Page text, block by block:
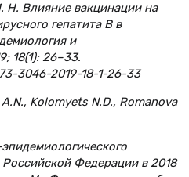
Н. Влияние вакцинации на
гепатита В в
и
18(1): 26–33.
3046-2019-18-1-26-33
Kolomyets N.D., Romanova
Федерации в 2018